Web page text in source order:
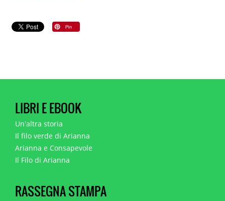
LIBRI E EBOOK
Un'altra storia
Il filo verde di Arianna
Arianna e Consapevole
Il Filo di Arianna
RASSEGNA STAMPA